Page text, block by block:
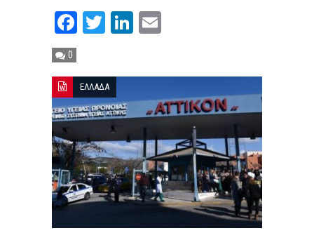
Facebook
TwitterLinkedIn
0
ΕΛΛΑΔΑ